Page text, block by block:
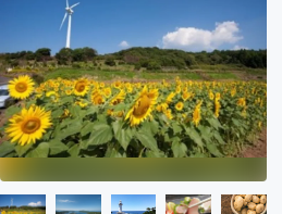
アート・写真
テクノロジー・ガジェット